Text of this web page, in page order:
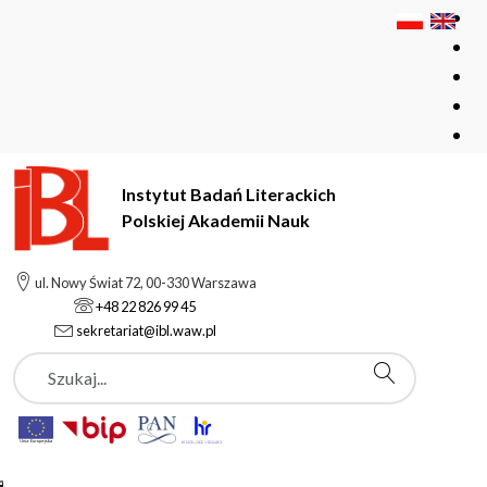
Instytut Badań Literackich
Polskiej Akademii Nauk
ul. Nowy Świat 72, 00-330 Warszawa
+48 22 826 99 45
sekretariat@ibl.waw.pl
Szukaj
Instytut Badań Literackich Polskiej Akademii Nauk
Aktualności
Nowa odsłona Europejskiej Bibliografii Literackiej
Aktualności